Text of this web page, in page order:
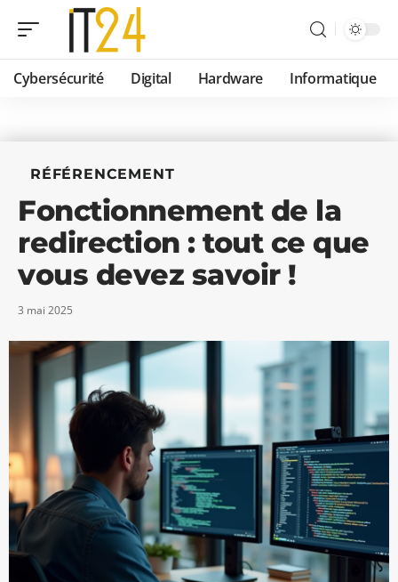
Cybersécurité Digital Hardware Informatique
RÉFÉRENCEMENT
Fonctionnement de la
redirection : tout ce que
vous devez savoir !
3 mai 2025